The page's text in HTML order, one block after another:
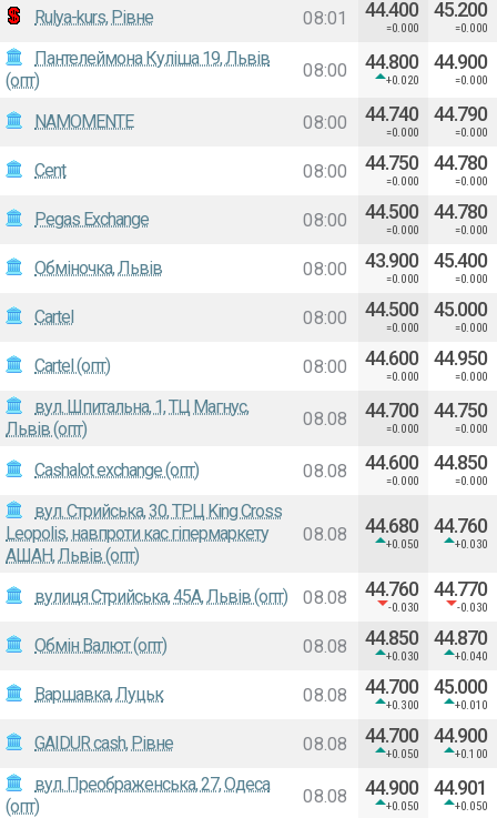
Rulya-kurs, Рівне 08:01 44.400
=0.000
45.200
=0.000
Пантелеймона Куліша 19, Львів
(опт)
08:00 44.800
+0.020
44.900
=0.000
NAMOMENTE 08:00 44.740
=0.000
44.790
=0.000
Cent 08:00 44.750
=0.000
44.780
=0.000
Pegas Exchange 08:00 44.500
=0.000
44.780
=0.000
Обміночка, Львів 08:00 43.900
=0.000
45.400
=0.000
Cartel 08:00 44.500
=0.000
45.000
=0.000
Cartel (опт) 08:00 44.600
=0.000
44.950
=0.000
вул. Шпитальна, 1, ТЦ Магнус,
Львів (опт)
08.08 44.700
=0.000
44.750
=0.000
Cashalot exchange (опт) 08.08 44.600
=0.000
44.850
=0.000
вул. Стрийська, 30, ТРЦ King Cross
Leopolis, навпроти кас гіпермаркету
АШАН, Львів (опт)
08.08 44.680
+0.050
44.760
+0.030
вулиця Стрийська, 45A, Львів (опт) 08.08 44.760
-0.030
44.770
-0.030
Обмін Валют (опт) 08.08 44.850
+0.030
44.870
+0.040
Варшавка, Луцьк 08.08 44.700
+0.300
45.000
+0.010
GAIDUR cash, Рівне 08.08 44.700
+0.050
44.900
+0.100
вул. Преображенська, 27, Одеса
(опт)
08.08 44.900
+0.050
44.901
+0.050